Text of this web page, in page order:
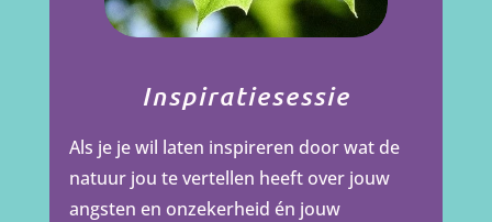
Inspiratiesessie
Als je je wil laten inspireren door wat de
natuur jou te vertellen heeft over jouw
angsten en onzekerheid én jouw